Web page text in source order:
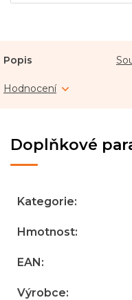
Popis
Hodnocení
Doplňkové
Kategorie:
Hmotnost:
EAN:
Výrobce: